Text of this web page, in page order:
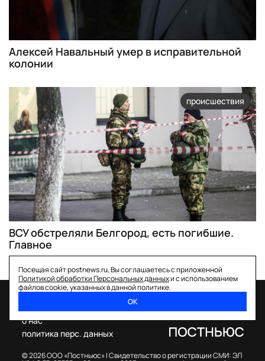
Алексей Навальный умер в исправительной
колонии
происшествия
ВСУ обстреляли Белгород, есть погибшие.
Главное
Посещая сайт postnews.ru, Вы соглашаетесь с приложенной
Политикой обработки Персональных данныхи с использованием
файлов cookie, указанных в данной политике.
ОК
© 2026 ООО «Постньюс» |Свидетельство о регистрации СМИ: ЭЛ
о нас
политика перс. данных